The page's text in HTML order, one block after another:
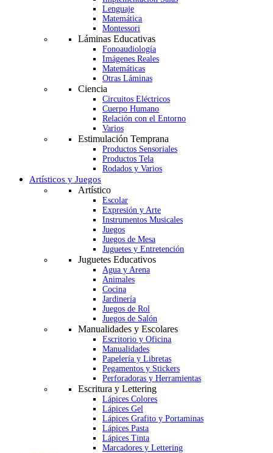
Lenguaje
Matemática
Montessori
Láminas Educativas
Fonoaudiología
Imágenes Reales
Matemáticas
Otras Láminas
Ciencia
Circuitos Eléctricos
Cuerpo Humano
Relación con el Entorno
Varios
Estimulación Temprana
Productos Sensoriales
Productos Tela
Rodados y Varios
Artísticos y Juegos
Artístico
Escolar
Expresión y Arte
Instrumentos Musicales
Juegos
Juegos de Mesa
Juguetes y Entretención
Juguetes Educativos
Agua y Arena
Animales
Cocina
Jardinería
Juegos de Rol
Juegos de Salón
Manualidades y Escolares
Escritorio y Oficina
Manualidades
Papelería y Libretas
Pegamentos y Stickers
Perforadoras y Herramientas
Escritura y Lettering
Lápices Colores
Lápices Gel
Lápices Grafito y Portaminas
Lápices Pasta
Lápices Tinta
Marcadores y Lettering